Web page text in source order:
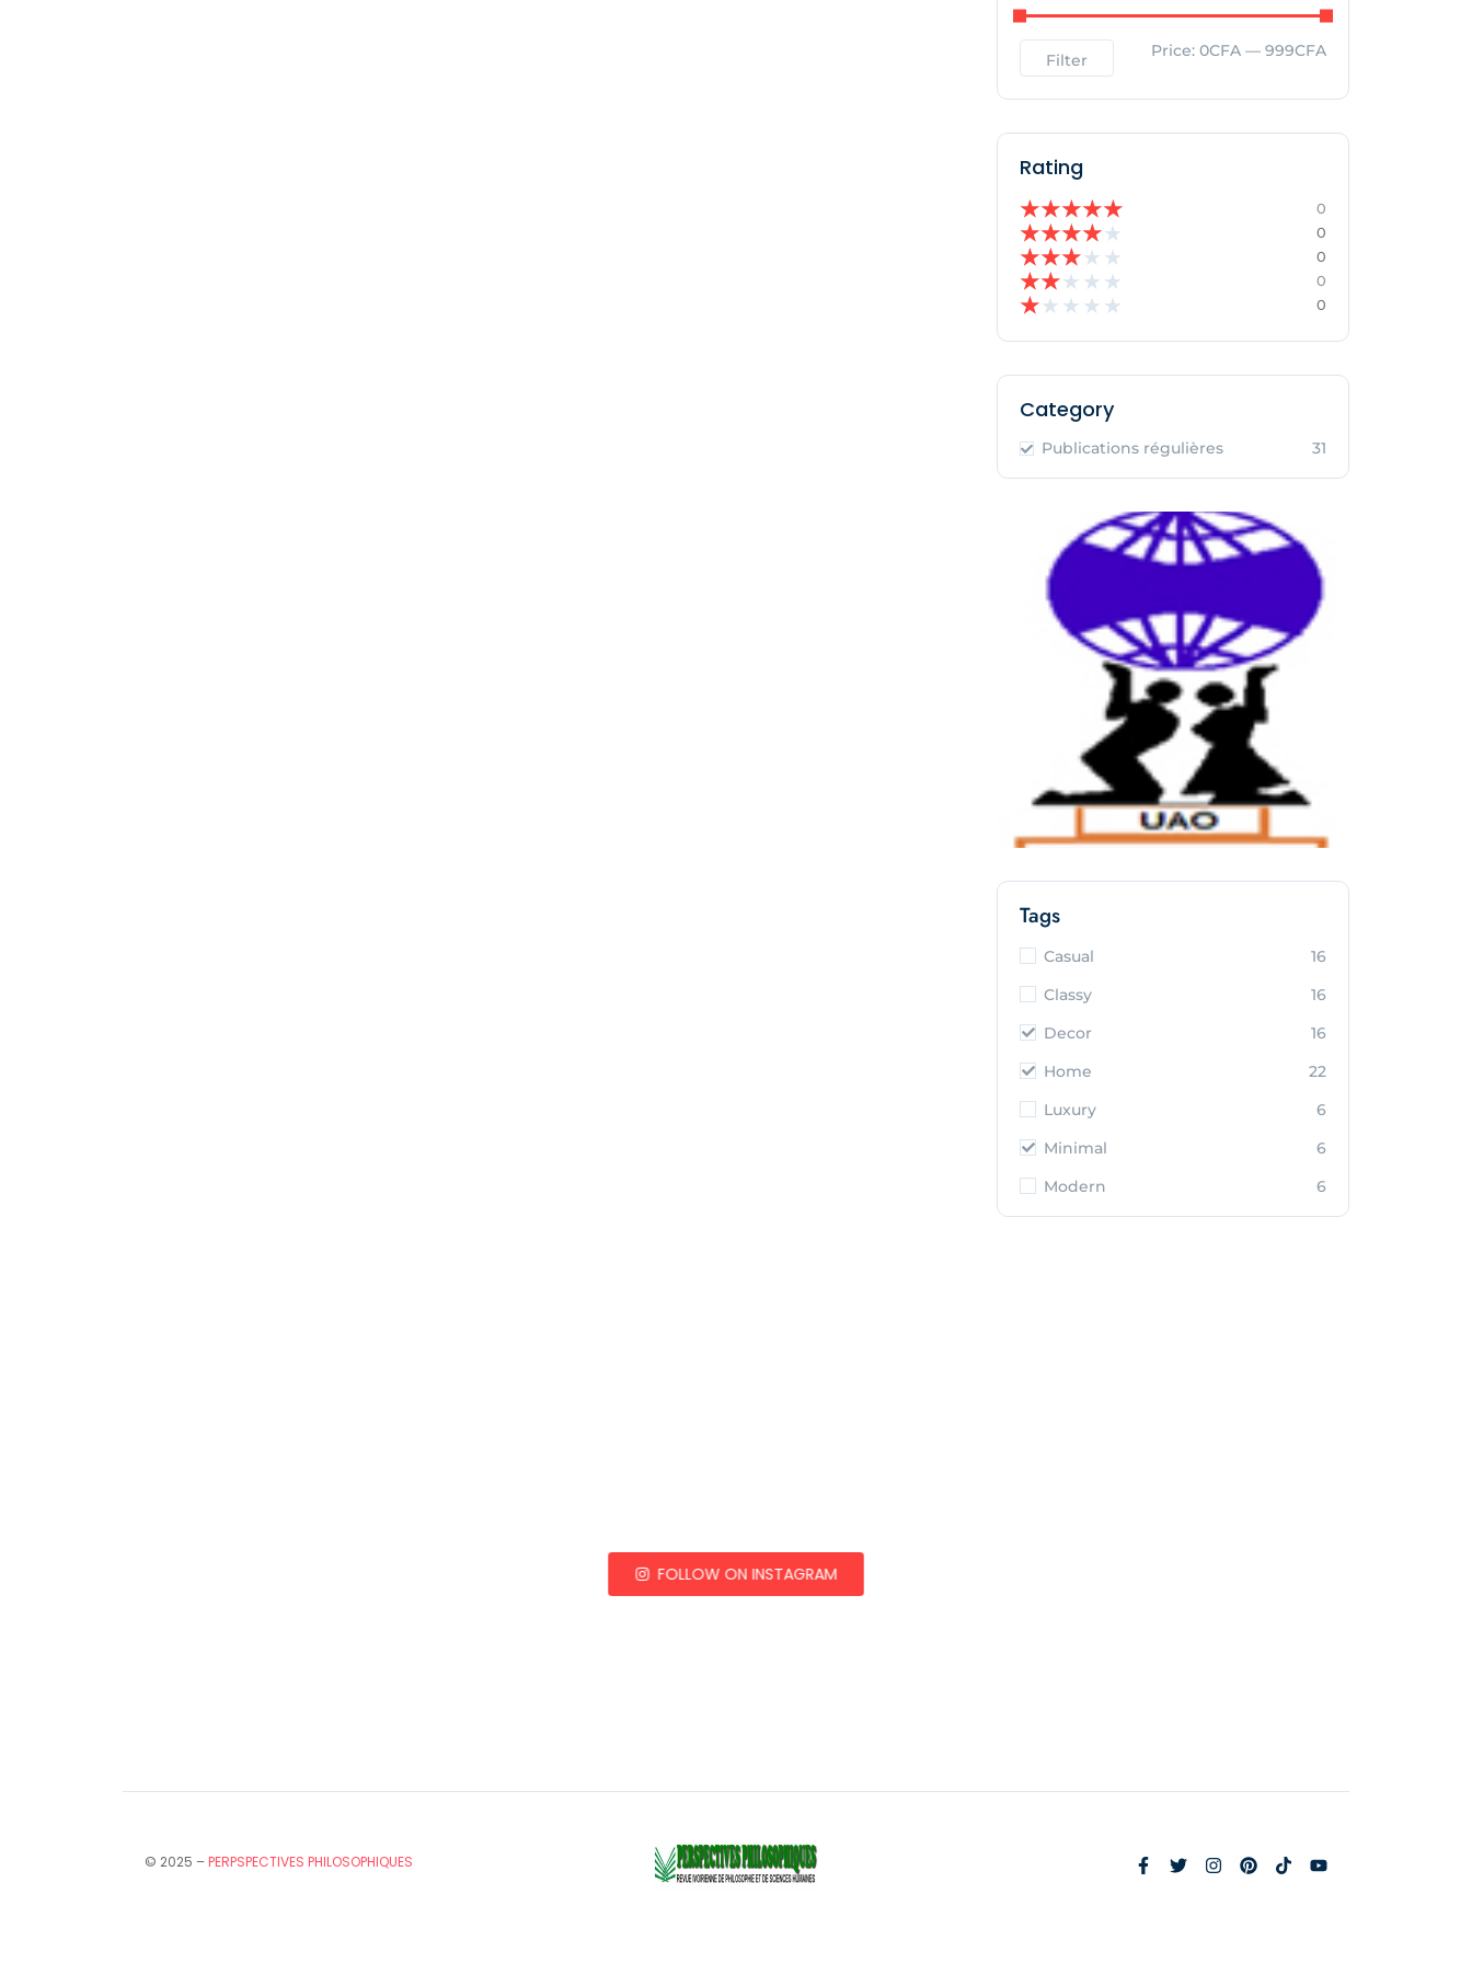
Filter Price: 0CFA — 999CFA
Rating
★★★★★ 0
★★★★★ 0
★★★★ ★ 0
★★★ ★ ★ 0
★★ ★ ★ ★ 0
Category
Publications régulières 31
Tags
Casual
16
Classy
16
Decor
16
Home
22
Luxury
6
Minimal
6
Modern
6
FOLLOW ON INSTAGRAM
© 2025 –PERPSPECTIVES PHILOSOPHIQUES